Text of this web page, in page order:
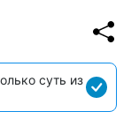
суть из